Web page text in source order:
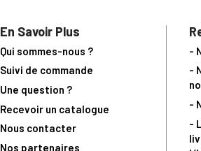
En Savoir Plus
Qui sommes-nous ?
Suivi de commande
Une question ?
Recevoir un catalogue
Nous contacter
Nos partenaires
-
-
-
-